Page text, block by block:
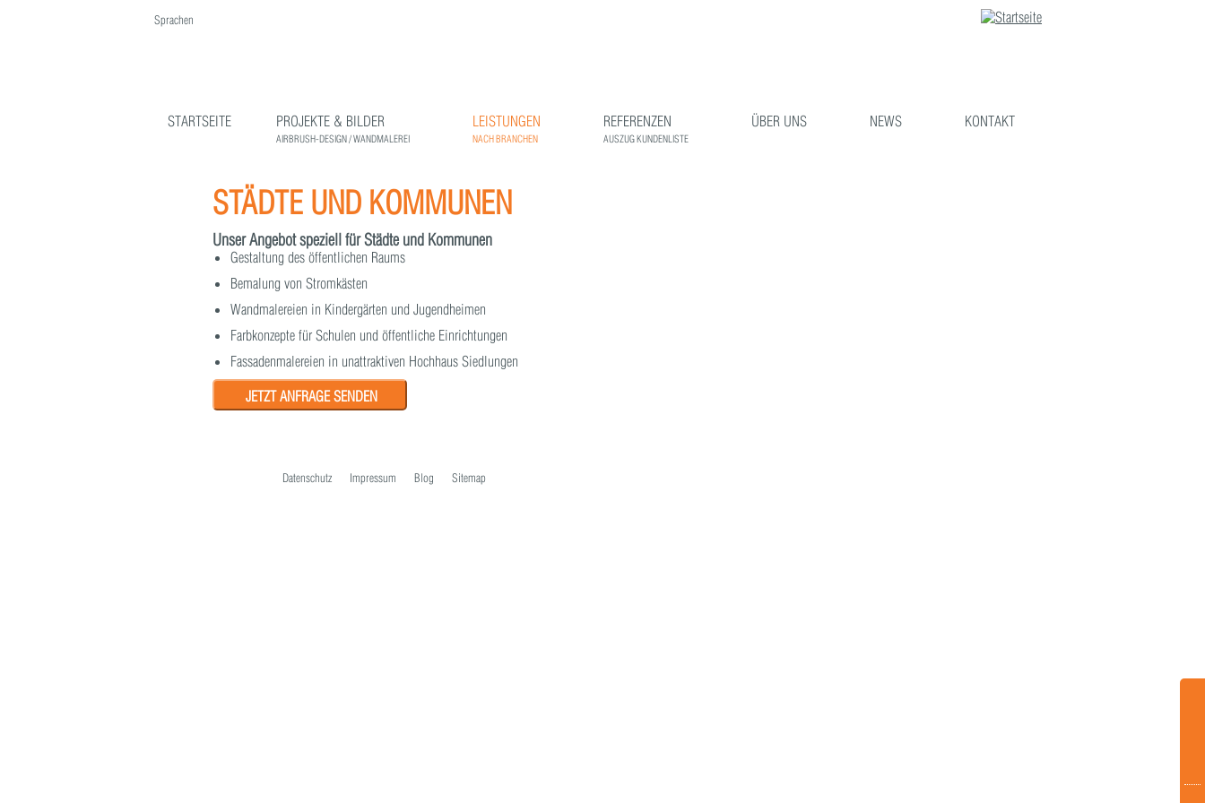
Sprachen
STARTSEITE PROJEKTE & BILDER
AIRBRUSH-DESIGN / WANDMALEREI
LEISTUNGEN
NACH BRANCHEN
REFERENZEN
AUSZUG KUNDENLISTE
ÜBER UNS NEWS KONTAKT
STÄDTE UND KOMMUNEN
Unser Angebot speziell für Städte und Kommunen
Gestaltung des öffentlichen Raums
Bemalung von Stromkästen
Wandmalereien in Kindergärten und Jugendheimen
Farbkonzepte für Schulen und öffentliche Einrichtungen
Fassadenmalereien in unattraktiven Hochhaus Siedlungen
JETZT ANFRAGE SENDEN
Datenschutz Impressum Blog Sitemap